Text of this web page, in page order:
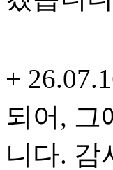
+
되어, 그
니다. 감